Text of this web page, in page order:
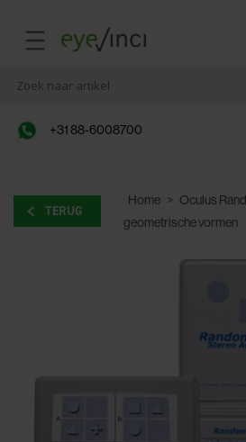
+31 88-6008700
TERUG
Home > Oculus
geometrische vormen